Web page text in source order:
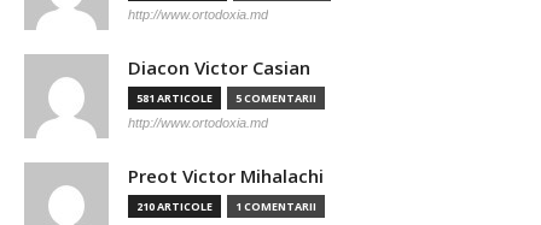
http://www.ortodoxia.md
Diacon Victor Casian
581 ARTICOLE 5 COMENTARII
http://www.ortodoxia.md
Preot Victor Mihalachi
210 ARTICOLE 1 COMENTARII